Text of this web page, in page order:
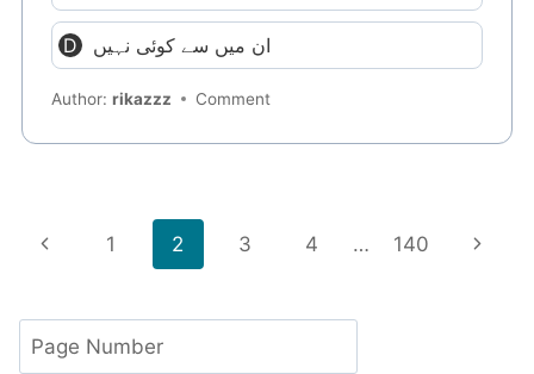
ان میں سے کوئی نہیں
Author:rikazzz Comment
Page
Previous
1 2 3 4 … 140
Next